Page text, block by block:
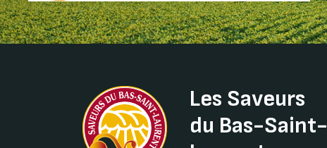
Les Saveurs
du Bas-Saint-